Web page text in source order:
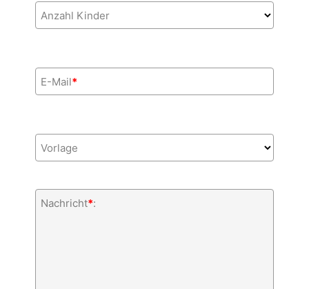
Anzahl Kinder
E-Mail*
Vorlage
Nachricht*: